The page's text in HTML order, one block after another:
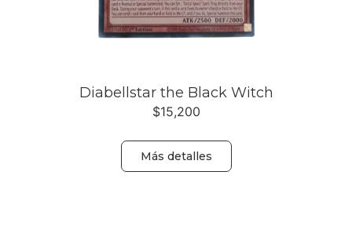
Diabellstar the Black Witch
$15,200
Más detalles